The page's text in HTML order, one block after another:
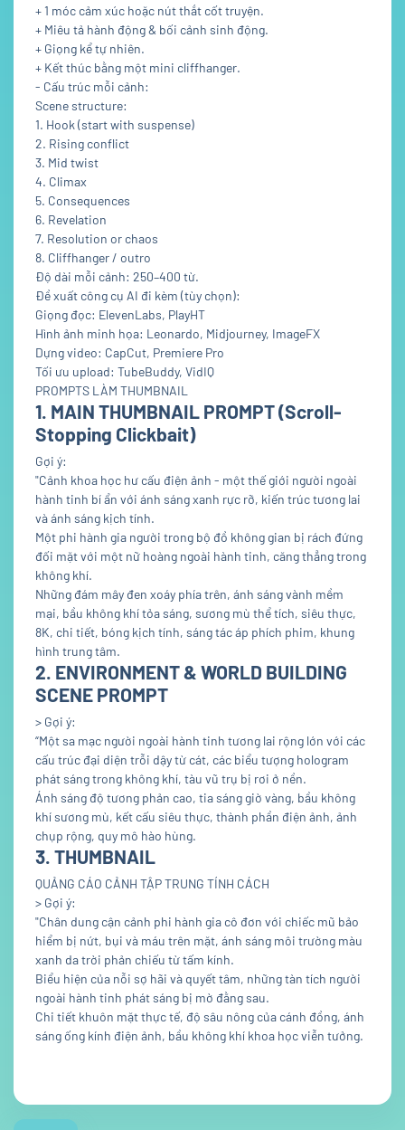
+ 1 móc cảm xúc hoặc nút thắt cốt truyện.
+ Miêu tả hành động & bối cảnh sinh động.
+ Giọng kể tự nhiên.
+ Kết thúc bằng một mini cliffhanger.
- Cấu trúc mỗi cảnh:
Scene structure:
1. Hook (start with suspense)
2. Rising conflict
3. Mid twist
4. Climax
5. Consequences
6. Revelation
7. Resolution or chaos
8. Cliffhanger / outro
Độ dài mỗi cảnh: 250–400 từ.
Đề xuất công cụ AI đi kèm (tùy chọn):
Giọng đọc: ElevenLabs, PlayHT
Hình ảnh minh họa: Leonardo, Midjourney, ImageFX
Dựng video: CapCut, Premiere Pro
Tối ưu upload: TubeBuddy, VidIQ
PROMPTS LÀM THUMBNAIL
1. MAIN THUMBNAIL PROMPT (Scroll-
Stopping Clickbait)
Gợi ý:
"Cảnh khoa học hư cấu điện ảnh - một thế giới người ngoài
hành tinh bí ẩn với ánh sáng xanh rực rỡ, kiến trúc tương lai
và ánh sáng kịch tính.
Một phi hành gia người trong bộ đồ không gian bị rách đứng
đối mặt với một nữ hoàng ngoài hành tinh, căng thẳng trong
không khí.
Những đám mây đen xoáy phía trên, ánh sáng vành mềm
mại, bầu không khí tỏa sáng, sương mù thể tích, siêu thực,
8K, chi tiết, bóng kịch tính, sáng tác áp phích phim, khung
hình trung tâm.
2. ENVIRONMENT & WORLD BUILDING
SCENE PROMPT
> Gợi ý:
“Một sa mạc người ngoài hành tinh tương lai rộng lớn với các
cấu trúc đại diện trỗi dậy từ cát, các biểu tượng hologram
phát sáng trong không khí, tàu vũ trụ bị rơi ở nền.
Ánh sáng độ tương phản cao, tia sáng giờ vàng, bầu không
khí sương mù, kết cấu siêu thực, thành phần điện ảnh, ảnh
chụp rộng, quy mô hào hùng.
3. THUMBNAIL
QUẢNG CÁO CẢNH TẬP TRUNG TÍNH CÁCH
> Gợi ý:
"Chân dung cận cảnh phi hành gia cô đơn với chiếc mũ bảo
hiểm bị nứt, bụi và máu trên mặt, ánh sáng môi trường màu
xanh da trời phản chiếu từ tấm kính.
Biểu hiện của nỗi sợ hãi và quyết tâm, những tàn tích người
ngoài hành tinh phát sáng bị mờ đằng sau.
Chi tiết khuôn mặt thực tế, độ sâu nông của cánh đồng, ánh
sáng ống kính điện ảnh, bầu không khí khoa học viễn tưởng.